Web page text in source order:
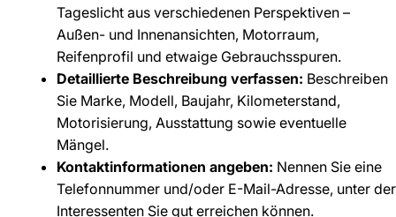
Tageslicht aus verschiedenen Perspektiven –
Außen- und Innenansichten, Motorraum,
Reifenprofil und etwaige Gebrauchsspuren.
Detaillierte Beschreibung verfassen: Beschreiben
Sie Marke, Modell, Baujahr, Kilometerstand,
Motorisierung, Ausstattung sowie eventuelle
Mängel.
Kontaktinformationen angeben: Nennen Sie eine
Telefonnummer und/oder E-Mail-Adresse, unter der
Interessenten Sie gut erreichen können.